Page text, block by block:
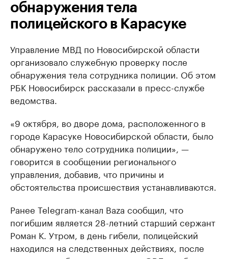
обнаружения тела
полицейского в Карасуке
Управление МВД по Новосибирской области
организовало служебную проверку после
обнаружения тела сотрудника полиции. Об этом
РБК Новосибирск рассказали в пресс-службе
ведомства.
«9 октября, во дворе дома, расположенного в
городе Карасуке Новосибирской области, было
обнаружено тело сотрудника полиции», —
говорится в сообщении регионального
управления, добавив, что причины и
обстоятельства происшествия устанавливаются.
Ранее Telegram-канал Baza сообщил, что
погибшим является 28-летний старший сержант
Роман К. Утром, в день гибели, полицейский
находился на следственных действиях, после